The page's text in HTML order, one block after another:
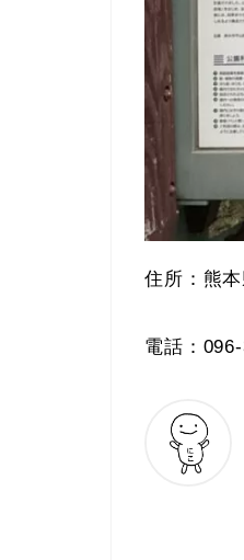
住所：熊
電話：